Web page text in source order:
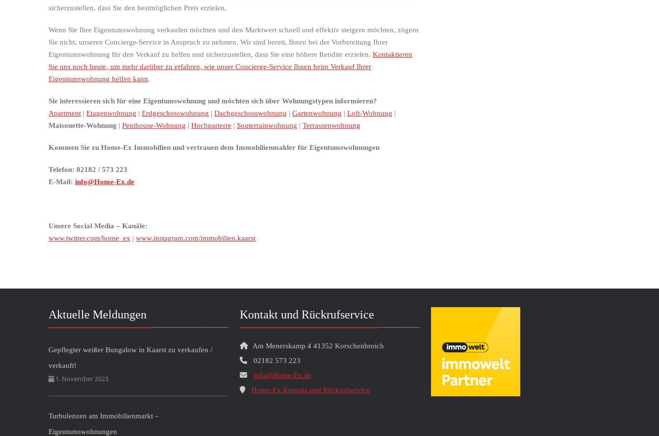
sicherzustellen, dass Sie den bestmöglichen Preis erzielen.
Wenn Sie Ihre Eigentumswohnung verkaufen möchten und den Marktwert schnell und effektiv steigern möchten, zögern
Sie nicht, unseren Concierge-Service in Anspruch zu nehmen. Wir sind bereit, Ihnen bei der Vorbereitung Ihrer
Eigentumswohnung für den Verkauf zu helfen und sicherzustellen, dass Sie eine höhere Rendite erzielen. Kontaktieren
Sie uns noch heute, um mehr darüber zu erfahren, wie unser Concierge-Service Ihnen beim Verkauf Ihrer
Eigentumswohnung helfen kann.
Sie interessieren sich für eine Eigentumswohnung und möchten sich über Wohnungstypen informieren?
Apartment | Etagenwohnung | Erdgeschosswohnung | Dachgeschosswohnung | Gartenwohnung | Loft-Wohnung |
Maisonette-Wohnung | Penthouse-Wohnung | Hochparterre | Souterrainwohnung | Terrassenwohnung
Kommen Sie zu Home-Ex Immobilien und vertrauen dem Immobilienmakler für Eigentumswohnungen
Telefon: 02182 / 573 223
E-Mail: info@Home-Ex.de
Unsere Social Media – Kanäle:
www.twitter.com/home_ex | www.instagram.com/immobilien.kaarst
Aktuelle Meldungen
Gepflegter weißer Bungalow in Kaarst zu verkaufen /
verkauft!
1. November 2023
Turbulenzen am Immobilienmarkt –
Eigentumswohnungen
Kontakt und Rückrufservice
Am Menerskamp 4 41352 Korschenbroich
02182 573 223
info@Home-Ex.de
Home-Ex Kontakt und Rückrufservice